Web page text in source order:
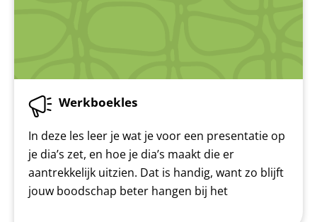
Werkboekles
In deze les leer je wat je voor een presentatie op
je dia’s zet, en hoe je dia’s maakt die er
aantrekkelijk uitzien. Dat is handig, want zo blijft
jouw boodschap beter hangen bij het